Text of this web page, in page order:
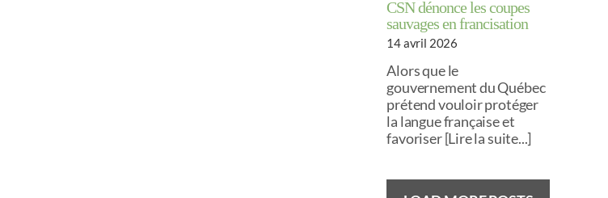
CSN dénonce les coupes
sauvages en francisation
14 avril 2026
Alors que le
gouvernement du Québec
prétend vouloir protéger
la langue française et
favoriser [Lire la suite...]